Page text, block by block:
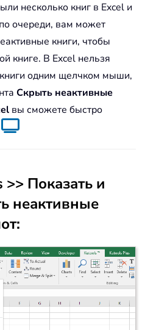
несколько книг в Excel и
очереди, вам может
книги, чтобы
книге. В Excel нельзя
одним щелчком мыши,
Скрыть неактивные
вы сможете быстро
>> Показать и
неактивные